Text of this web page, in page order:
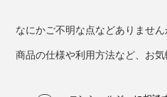
いつものワインをもっとおい
ませんか？
なにかご不明な点などありません
商品の仕様や利用方法など、お気